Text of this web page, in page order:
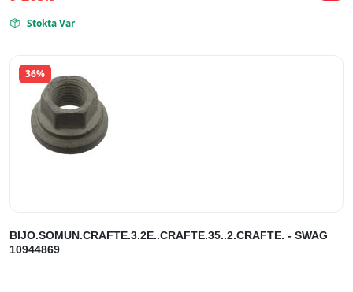
 Stokta Var
36%
BIJO.SOMUN.CRAFTE.3.2E..CRAFTE.35..2.CRAFTE. - SWAG
10944869